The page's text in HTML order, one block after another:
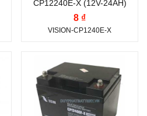
Vị trí cọc:Cọc nghịch L
Kiểu cọc:Cọc bắt ốc
CP12240E-X (12V-24AH)
8 ₫
VISION-CP1240E-X
Thương hiệu ắc quy:
VISION
Điện thế (V):12 V